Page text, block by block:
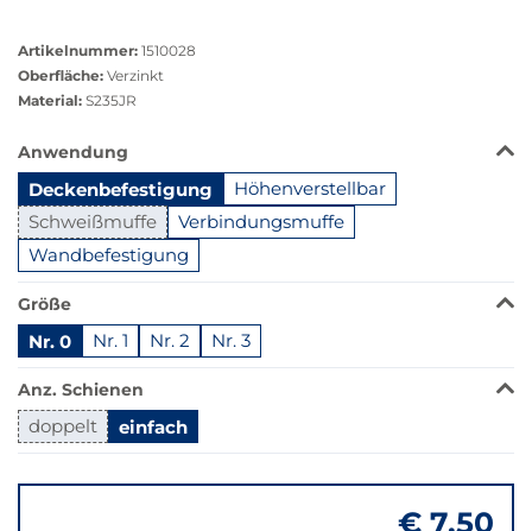
anzeigen
Artikelnummer: 1510028
Oberfläche: Verzinkt
Material: S235JR
Das
ist
in
dieser
Variante
verfügbar.
Bei
Klick
wechselt
der
Filter
die
Anwendung
Deckenbefestigung
Höhenverstellbar
Schweißmuffe
Verbindungsmuffe
Wandbefestigung
Größe
Nr. 0 Nr. 1 Nr. 2 Nr. 3
Anz. Schienen
doppelt einfach
zu
€ 7,50